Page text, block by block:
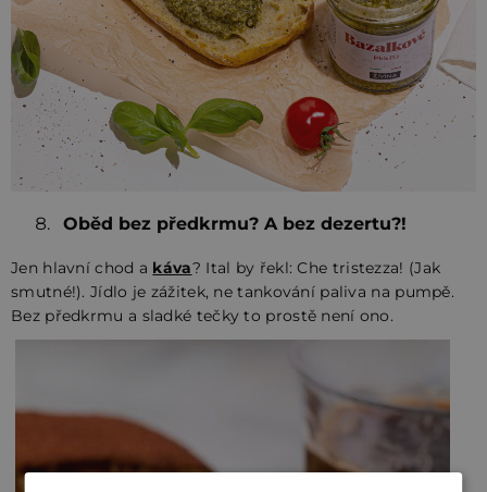
Oběd bez předkrmu? A bez dezertu?!
Jen hlavní chod a káva? Ital by řekl: Che tristezza! (Jak
smutné!). Jídlo je zážitek, ne tankování paliva na pumpě.
Bez předkrmu a sladké tečky to prostě není ono.